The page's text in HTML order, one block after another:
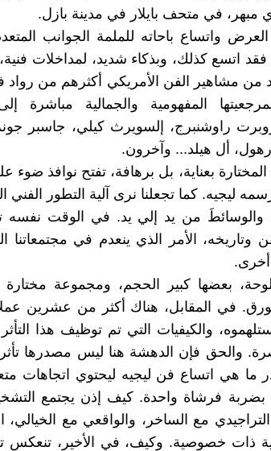
في متحف بايلار في مدينة بازل.
واتساع باحاته للملمة الجوانب
فقد اتسع كذلك، وبذكاء شديد، لمداخلات
من مشاهير الفن الأمريكي أكثرهم من رواد
بمرجعيتها المفهومية والجمالية
راوشنبرج، إلسويرث كيلي، جاسبر
أل هيلد... وآخرون.
المختارة بعناية، بل برهافة، تفتح نوافذ
ليجيه. كما تجعلنا نرى آلية التطور الفني
والوسائطَ من يد إلي يد. في الوقت نفسه
وتاريخه، الأمر الذي ينعدم في مجتمعاتنا
بعضها كبير الحجم، ومجموعة مختارة
في المقابل، هناك أكثر من عشرين عملا
والكيفيات التي تم توظيف هذا
والحق فإن الدهشة هنا ليس مصدرها
ما هي اتساع فن ليجيه ليحتوي اتجاهات
فرشاة واحدة. كيف إذن يجتمع
مع الساخر، والواقعي مع
ذات خصوصية. وكيف، في الأخير،